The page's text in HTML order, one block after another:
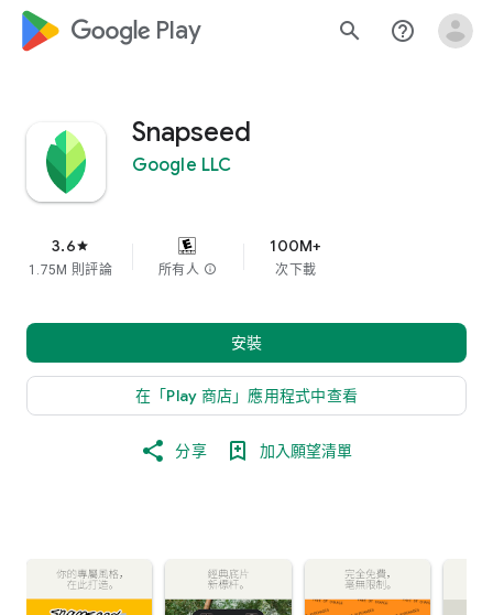
google_logo Play search help_outline
Snapseed
Google LLC
3.6star
1.75M 則評論 所有人 info
100M+
次下載
安裝
在「Play 商店」應用程式中查看
分享 加入願望清單